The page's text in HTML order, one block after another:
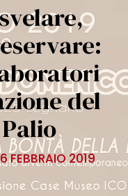
i
e
T
o
g
del
FEBBRAIO 2019